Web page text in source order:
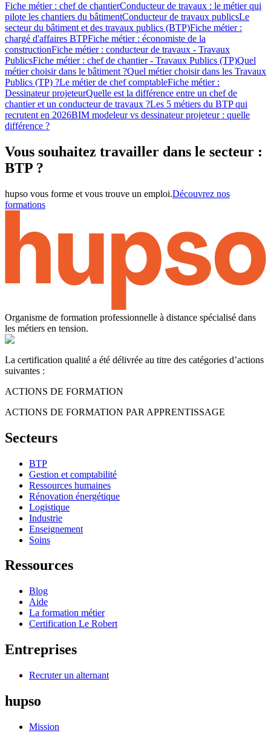
Fiche métier : chef de chantierConducteur de travaux : le métier qui
pilote les chantiers du bâtimentConducteur de travaux publicsLe
secteur du bâtiment et des travaux publics (BTP)Fiche métier :
chargé d'affaires BTPFiche métier : économiste de la
constructionFiche métier : conducteur de travaux - Travaux
PublicsFiche métier : chef de chantier - Travaux Publics (TP)Quel
métier choisir dans le bâtiment ?Quel métier choisir dans les Travaux
Publics (TP) ?Le métier de chef comptableFiche métier :
Dessinateur projeteurQuelle est la différence entre un chef de
chantier et un conducteur de travaux ?Les 5 métiers du BTP qui
recrutent en 2026BIM modeleur vs dessinateur projeteur : quelle
différence ?
Vous souhaitez travailler dans le secteur :
BTP ?
hupso vous forme et vous trouve un emploi.Découvrez nos
formations
Organisme de formation professionnelle à distance spécialisé dans
les métiers en tension.
La certification qualité a été délivrée au titre des catégories d’actions
suivantes :
ACTIONS DE FORMATION
ACTIONS DE FORMATION PAR APPRENTISSAGE
Secteurs
BTP
Gestion et comptabilité
Ressources humaines
Rénovation énergétique
Logistique
Industrie
Enseignement
Soins
Ressources
Blog
Aide
La formation métier
Certification Le Robert
Entreprises
Recruter un alternant
hupso
Mission